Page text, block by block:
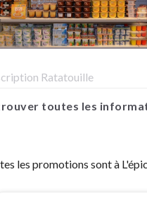
Ratatouille
toutes les
les promotions sont à